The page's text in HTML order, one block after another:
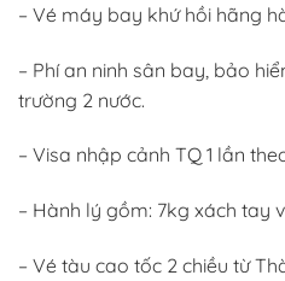
– Vé máy bay khứ hồi hãng
– Phí an ninh sân bay, bảo
trường 2 nước.
– Visa nhập cảnh TQ 1 lần
– Hành lý gồm: 7kg xách tay
– Vé tàu cao tốc 2 chiều từ